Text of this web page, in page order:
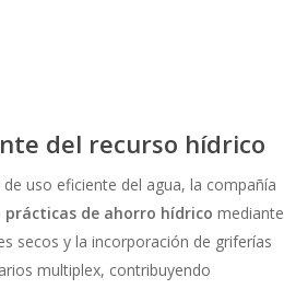
del recurso hídrico
uso eficiente del agua, la compañía
prácticas de ahorro hídrico mediante
secos y la incorporación de griferías
multiplex, contribuyendo